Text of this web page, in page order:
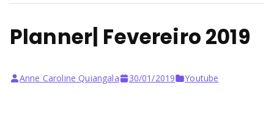
Planner| Fevereiro 2019
Anne Caroline Quiangala 30/01/2019 Youtube